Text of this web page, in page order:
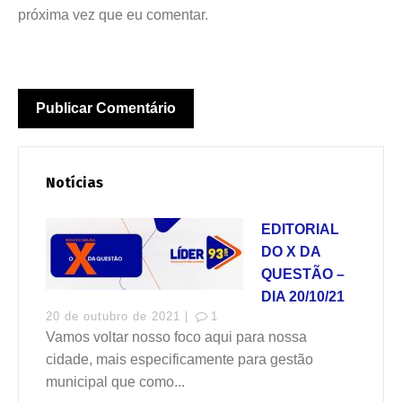
próxima vez que eu comentar.
Notícias
EDITORIAL
DO X DA
QUESTÃO –
DIA 20/10/21
20 de outubro de 2021 | 1
Vamos voltar nosso foco aqui para nossa
cidade, mais especificamente para gestão
municipal que como...